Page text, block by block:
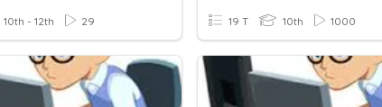
10th - 12th 29 19 T 10th 1000